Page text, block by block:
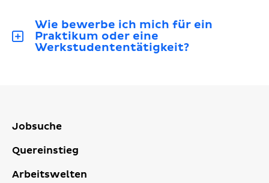
Wie bewerbe ich mich für ein
Praktikum oder eine
Werkstudententätigkeit?
Jobsuche
Quereinstieg
Arbeitswelten